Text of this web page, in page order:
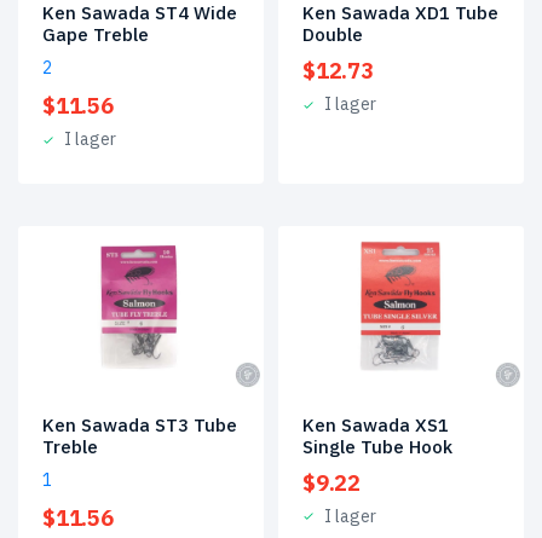
Ken Sawada ST4 Wide
Gape Treble
2
$11.56
I lager
Ken Sawada XD1 Tube
Double
$12.73
I lager
Ken Sawada ST3 Tube
Treble
1
$11.56
Ken Sawada XS1
Single Tube Hook
$9.22
I lager